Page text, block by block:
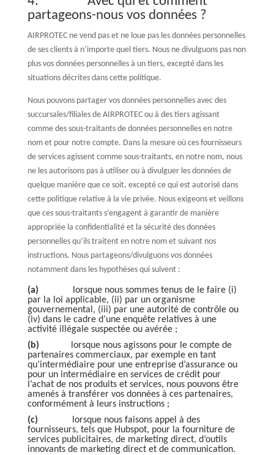
partageons-nous vos données ?
AIRPROTEC ne vend pas et ne loue pas les données personnelles
de ses clients à n’importe quel tiers. Nous ne divulguons pas non
plus vos données personnelles à un tiers, excepté dans les
situations décrites dans cette politique.
Nous pouvons partager vos données personnelles avec des
succursales/filiales de AIRPROTEC ou à des tiers agissant
comme des sous-traitants de données personnelles en notre
nom et pour notre compte. Dans la mesure où ces fournisseurs
de services agissent comme sous-traitants, en notre nom, nous
ne les autorisons pas à utiliser ou à divulguer les données de
quelque manière que ce soit, excepté ce qui est autorisé dans
cette politique relative à la vie privée. Nous exigeons et veillons
que ces sous-traitants s’engagent à garantir de manière
appropriée la confidentialité et la sécurité des données
personnelles qu’ils traitent en notre nom et suivant nos
instructions. Nous partageons/divulguons vos données
notamment dans les hypothèses qui suivent :
(a)
lorsque nous sommes tenus de le faire (i)
par la loi applicable, (ii) par un organisme
gouvernemental, (iii) par une autorité de contrôle ou
(iv) dans le cadre d’une enquête relatives à une
activité illégale suspectée ou avérée ;
(b)
lorsque nous agissons pour le compte de
partenaires commerciaux, par exemple en tant
qu’intermédiaire pour une entreprise d’assurance ou
pour un intermédiaire en services de crédit pour
l’achat de nos produits et services, nous pouvons être
amenés à transférer vos données à ces partenaires,
conformément à leurs instructions ;
(c)
lorsque nous faisons appel à des
fournisseurs, tels que Hubspot, pour la fourniture de
services publicitaires, de marketing direct, d’outils
innovants de marketing direct et de communication.